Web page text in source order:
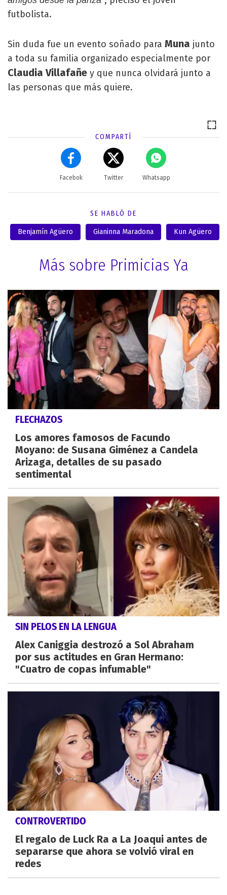
futbolista.
Sin duda fue un evento soñado para Muna junto
a toda su familia organizado especialmente por
Claudia Villafañe y que nunca olvidará junto a
las personas que más quiere.
COMPARTÍ
Facebok Twitter Whatsapp
SE HABLÓ DE
Benjamín Agüero Gianinna Maradona Kun Agüero
Más sobre Primicias Ya
FLECHAZOS
Los amores famosos de Facundo
Moyano: de Susana Giménez a Candela
Arizaga, detalles de su pasado
sentimental
SIN PELOS EN LA LENGUA
Alex Caniggia destrozó a Sol Abraham
por sus actitudes en Gran Hermano:
"Cuatro de copas infumable"
CONTROVERTIDO
El regalo de Luck Ra a La Joaqui antes de
separarse que ahora se volvió viral en
redes